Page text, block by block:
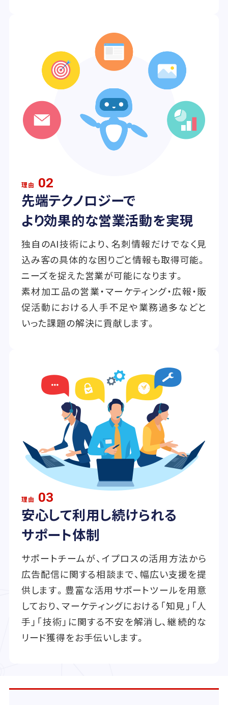
理由 02
先端テクノロジーで
より効果的な営業活動を実現
独自のAI技術により、名刺情報だけでなく見
込み客の具体的な困りごと情報も取得可能。
ニーズを捉えた営業が可能になります。
素材加工品の営業・マーケティング・広報・販
促活動における人手不足や業務過多などと
いった課題の解決に貢献します。
理由 03
安心して利用し続けられる
サポート体制
サポートチームが、イプロスの活用方法から
広告配信に関する相談まで、幅広い支援を提
供します。豊富な活用サポートツールを用意
しており、マーケティングにおける「知見」「人
手」「技術」に関する不安を解消し、継続的な
リード獲得をお手伝いします。